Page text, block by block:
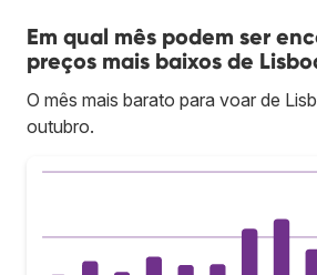
Em qual mês podem ser
preços mais baixos de
O mês mais barato para voar de
outubro.